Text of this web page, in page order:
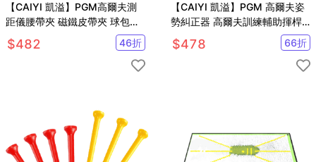
【CAIYI 凱溢】PGM高爾夫測
距儀腰帶夾 磁鐵皮帶夾 球包卡
扣磁吸 硬殼保護套
$482 46折
【CAIYI 凱溢】PGM 高爾夫姿
勢糾正器 高爾夫訓練輔助揮桿
訓練器 高爾夫球臂矯正器
$478 66折